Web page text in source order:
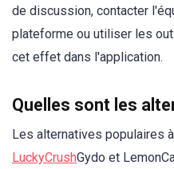
de discussion, contacter
plateforme ou utiliser les
cet effet dans l'application.
Quelles sont les
Les alternatives populaires
LuckyCrushGydo et